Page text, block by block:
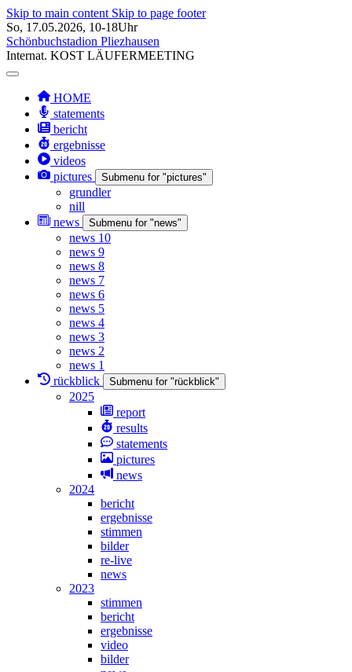
Skip to main content Skip to page footer
So, 17.05.2026, 10-18Uhr
Schönbuchstadion Pliezhausen
Internat. KOST LÄUFERMEETING
HOME
statements
bericht
ergebnisse
videos
pictures
Submenu for "pictures"
grundler
nill
news
Submenu for "news"
news 10
news 9
news 8
news 7
news 6
news 5
news 4
news 3
news 2
news 1
rückblick
Submenu for "rückblick"
2025
report
results
statements
pictures
news
2024
bericht
ergebnisse
stimmen
bilder
re-live
news
2023
stimmen
bericht
ergebnisse
video
bilder